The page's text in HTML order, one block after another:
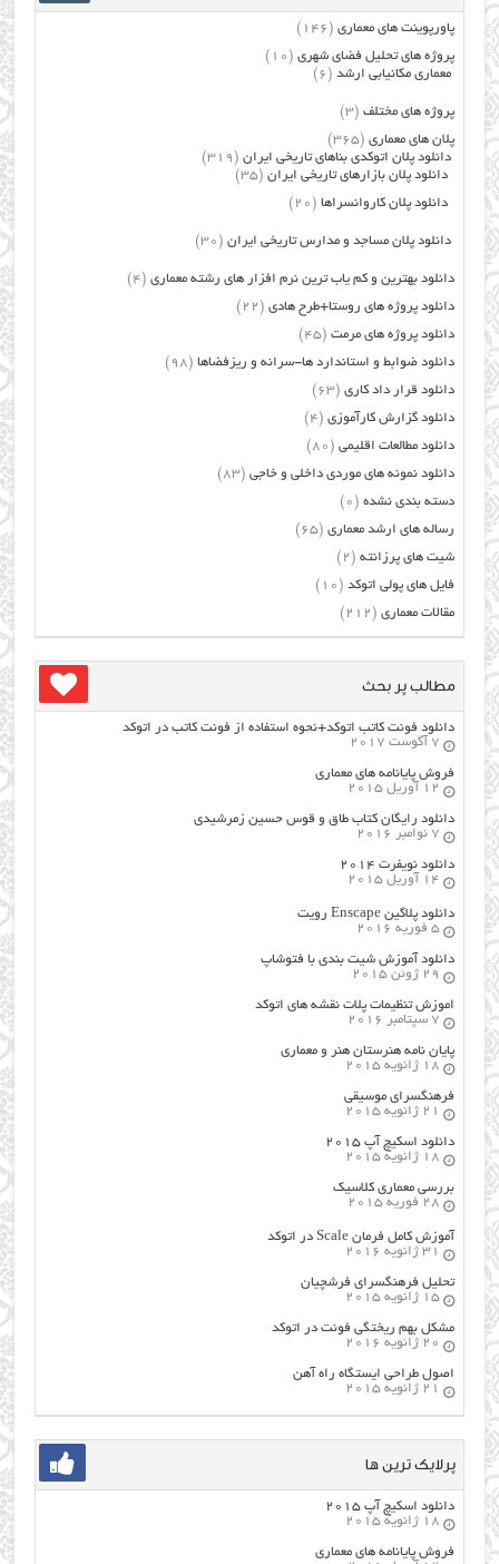
پاورپوینت های معماری (146)
پروژه های تحلیل فضای شهری (10)
معماری مکانیابی ارشد (6)
پروژه های مختلف (3)
پلان های معماری (365)
دانلود پلان اتوکدی بناهای تاریخی ایران (319)
دانلود پلان بازارهای تاریخی ایران (35)
دانلود پلان کاروانسراها (20)
دانلود پلان مساجد و مدارس تاریخی ایران (30)
دانلود بهترین و کم یاب ترین نرم افزار های رشته معماری (4)
دانلود پروژه های روستا+طرح هادی (22)
دانلود پروژه های مرمت (45)
دانلود ضوابط و استاندارد ها-سرانه و ریزفضاها (98)
دانلود قرار داد کاری (63)
دانلود گزارش کارآموزی (4)
دانلود مطالعات اقلیمی (80)
دانلود نمونه های موردی داخلی و خاجی (83)
دسته بندی نشده (0)
رساله های ارشد معماری (65)
شیت های پرزانته (2)
فایل های پولی اتوکد (10)
مقالات معماری (212)
مطالب پر بحث
دانلود فونت کاتب اتوکد+نحوه استفاده از فونت کاتب در اتوکد
7 آگوست 2017
فروش پایانامه های معماری
12 آوریل 2015
دانلود رایگان کتاب طاق و قوس حسین زمرشیدی
7 نوامبر 2016
دانلود نویفرت ۲۰۱۴
14 آوریل 2015
دانلود پلاگین Enscape رویت
5 فوریه 2016
دانلود آموزش شیت بندی با فتوشاپ
29 ژوئن 2015
اموزش تنظیمات پلات نقشه های اتوکد
7 سپتامبر 2016
پایان نامه هنرستان هنر و معماري
18 ژانویه 2015
فرهنگسراي موسيقي
21 ژانویه 2015
دانلود اسکیچ آپ ۲۰۱۵
18 ژانویه 2015
بررسی معماری کلاسیک
28 فوریه 2015
آموزش کامل فرمان Scale در اتوکد
31 ژانویه 2016
تحلیل فرهنگسرای فرشچیان
15 ژانویه 2015
مشکل بهم ریختگی فونت در اتوکد
20 ژانویه 2016
اصول طراحي ایستگاه راه آهن
21 ژانویه 2015
پرلایک ترین ها
دانلود اسکیچ آپ ۲۰۱۵
18 ژانویه 2015
فروش پایانامه های معماری